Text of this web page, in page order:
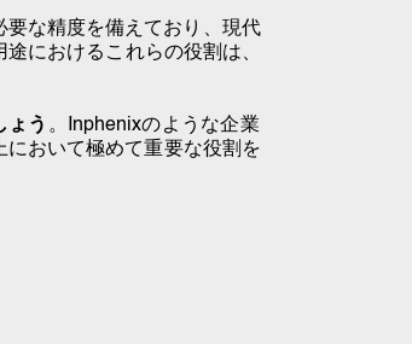
要な精度を備えており、現代
途におけるこれらの役割は、
ょう 。Inphenixのような企業
において極めて重要な役割を